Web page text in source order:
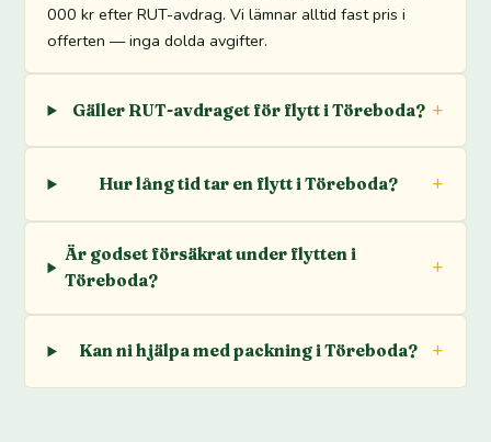
000 kr efter RUT-avdrag. Vi lämnar alltid fast pris i
offerten — inga dolda avgifter.
Gäller RUT-avdraget för flytt i Töreboda?
Hur lång tid tar en flytt i Töreboda?
Är godset försäkrat under flytten i
Töreboda?
Kan ni hjälpa med packning i Töreboda?